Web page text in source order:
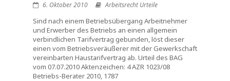
6. Oktober 2010 Arbeitsrecht Urteile
Sind nach einem Betriebsübergang Arbeitnehmer
und Erwerber des Betriebs an einen allgemein
verbindlichen Tarifvertrag gebunden, löst dieser
einen vom Betriebsveräußerer mit der Gewerkschaft
vereinbarten Haustarifvertrag ab. Urteil des BAG
vom 07.07.2010 Aktenzeichen: 4 AZR 1023/08
Betriebs-Berater 2010, 1787